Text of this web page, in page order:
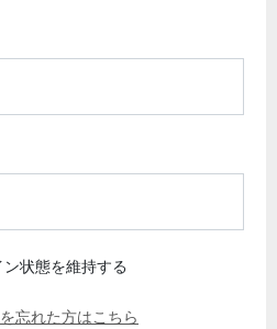
ン状態を維持する
忘れた方はこちら